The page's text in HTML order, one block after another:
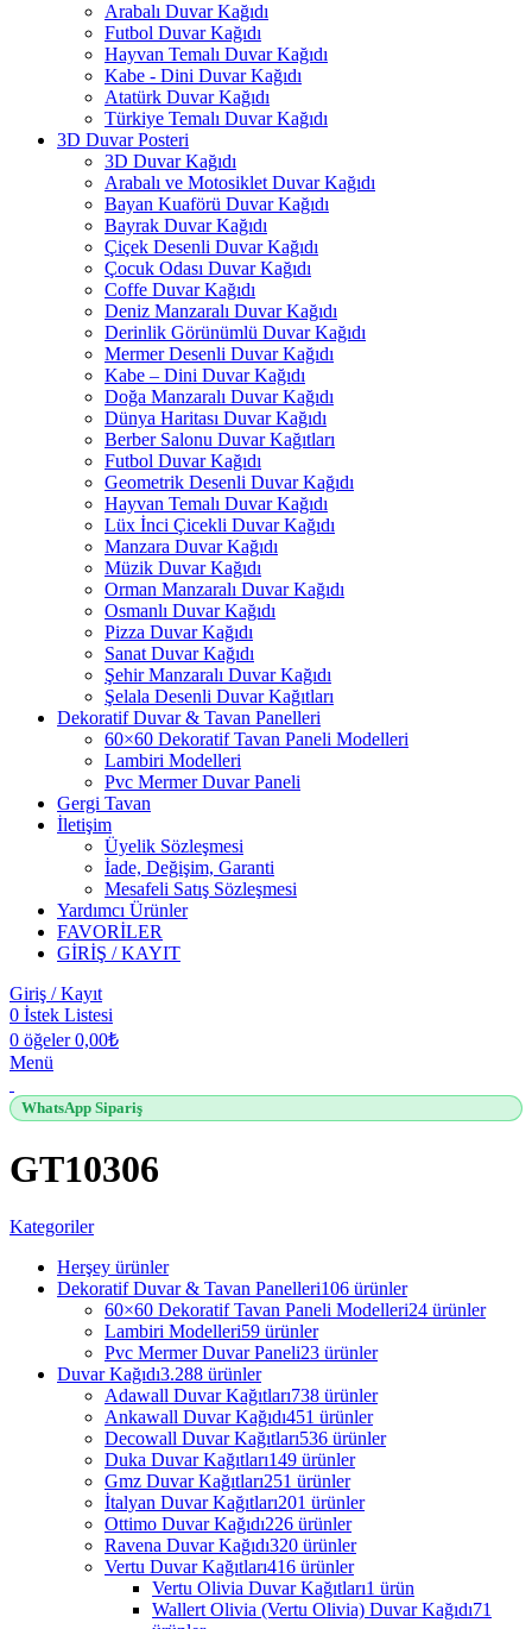
Arabalı Duvar Kağıdı
Futbol Duvar Kağıdı
Hayvan Temalı Duvar Kağıdı
Kabe - Dini Duvar Kağıdı
Atatürk Duvar Kağıdı
Türkiye Temalı Duvar Kağıdı
3D Duvar Posteri
3D Duvar Kağıdı
Arabalı ve Motosiklet Duvar Kağıdı
Bayan Kuaförü Duvar Kağıdı
Bayrak Duvar Kağıdı
Çiçek Desenli Duvar Kağıdı
Çocuk Odası Duvar Kağıdı
Coffe Duvar Kağıdı
Deniz Manzaralı Duvar Kağıdı
Derinlik Görünümlü Duvar Kağıdı
Mermer Desenli Duvar Kağıdı
Kabe – Dini Duvar Kağıdı
Doğa Manzaralı Duvar Kağıdı
Dünya Haritası Duvar Kağıdı
Berber Salonu Duvar Kağıtları
Futbol Duvar Kağıdı
Geometrik Desenli Duvar Kağıdı
Hayvan Temalı Duvar Kağıdı
Lüx İnci Çicekli Duvar Kağıdı
Manzara Duvar Kağıdı
Müzik Duvar Kağıdı
Orman Manzaralı Duvar Kağıdı
Osmanlı Duvar Kağıdı
Pizza Duvar Kağıdı
Sanat Duvar Kağıdı
Şehir Manzaralı Duvar Kağıdı
Şelala Desenli Duvar Kağıtları
Dekoratif Duvar & Tavan Panelleri
60×60 Dekoratif Tavan Paneli Modelleri
Lambiri Modelleri
Pvc Mermer Duvar Paneli
Gergi Tavan
İletişim
Üyelik Sözleşmesi
İade, Değişim, Garanti
Mesafeli Satış Sözleşmesi
Yardımcı Ürünler
FAVORİLER
GİRİŞ / KAYIT
Giriş / Kayıt
0 İstek Listesi
0 öğeler 0,00₺
Menü
WhatsApp Sipariş
GT10306
Kategoriler
Herşey ürünler
Dekoratif Duvar & Tavan Panelleri106 ürünler
60×60 Dekoratif Tavan Paneli Modelleri24 ürünler
Lambiri Modelleri59 ürünler
Pvc Mermer Duvar Paneli23 ürünler
Duvar Kağıdı3.288 ürünler
Adawall Duvar Kağıtları738 ürünler
Ankawall Duvar Kağıdı451 ürünler
Decowall Duvar Kağıtları536 ürünler
Duka Duvar Kağıtları149 ürünler
Gmz Duvar Kağıtları251 ürünler
İtalyan Duvar Kağıtları201 ürünler
Ottimo Duvar Kağıdı226 ürünler
Ravena Duvar Kağıdı320 ürünler
Vertu Duvar Kağıtları416 ürünler
Vertu Olivia Duvar Kağıtları1 ürün
Wallert Olivia (Vertu Olivia) Duvar Kağıdı71